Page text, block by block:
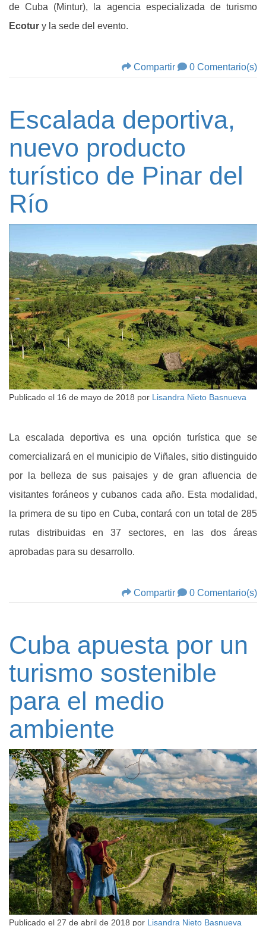
de Cuba (Mintur), la agencia especializada de turismo
Ecotur y la sede del evento.
Compartir 0 Comentario(s)
Escalada deportiva,
nuevo producto
turístico de Pinar del
Río
Publicado el 16 de mayo de 2018 por Lisandra Nieto Basnueva
La escalada deportiva es una opción turística que se
comercializará en el municipio de Viñales, sitio distinguido
por la belleza de sus paisajes y de gran afluencia de
visitantes foráneos y cubanos cada año. Esta modalidad,
la primera de su tipo en Cuba, contará con un total de 285
rutas distribuidas en 37 sectores, en las dos áreas
aprobadas para su desarrollo.
Compartir 0 Comentario(s)
Cuba apuesta por un
turismo sostenible
para el medio
ambiente
Publicado el 27 de abril de 2018 por Lisandra Nieto Basnueva